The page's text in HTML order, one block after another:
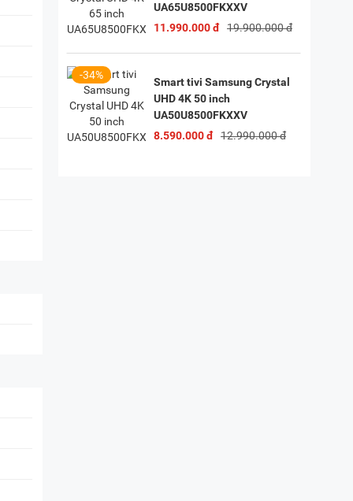
UA65U8500FKXXV
11.990.000 đ
19.900.000 đ
-34%
Smart tivi Samsung Crystal
UHD 4K 50 inch
UA50U8500FKXXV
8.590.000 đ
12.990.000 đ